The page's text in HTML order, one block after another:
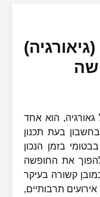
גאורגיה, הוא אחד
בעת תכנון
בזמן הנכון
את החופשה
קשורה בעיקר
תרבותיים,